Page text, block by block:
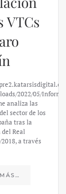
VTCs
2022/05/
analiza las
sector de los
tras la
Real
a través